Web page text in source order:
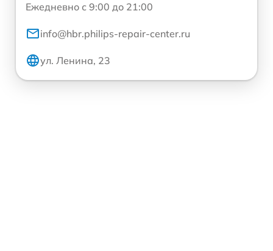
Ежедневно с 9:00 до 21:00
info@hbr.philips-repair-center.ru
ул. Ленина, 23